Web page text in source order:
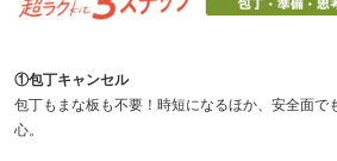
①包丁キャンセル
包丁もまな板も不要！時短になるほか、安全面で
心。